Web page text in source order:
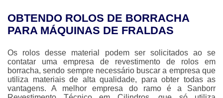
OBTENDO ROLOS DE BORRACHA
PARA MÁQUINAS DE FRALDAS
Os rolos desse material podem ser solicitados ao se
contatar uma empresa de revestimento de rolos em
borracha, sendo sempre necessário buscar a empresa que
utiliza materiais de alta qualidade, para obter todas as
vantagens. A melhor empresa do ramo é a Sanborr